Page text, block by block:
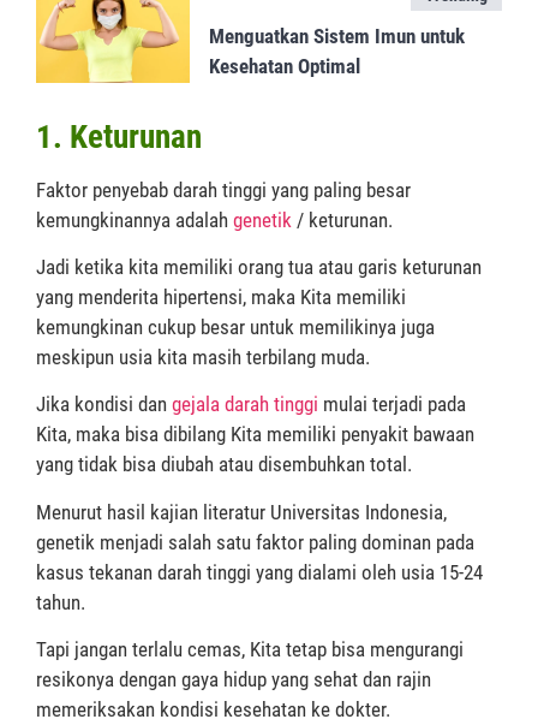
Menguatkan Sistem Imun untuk
Kesehatan Optimal
1. Keturunan
Faktor penyebab darah tinggi yang paling besar
kemungkinannya adalah genetik / keturunan.
Jadi ketika kita memiliki orang tua atau garis keturunan
yang menderita hipertensi, maka Kita memiliki
kemungkinan cukup besar untuk memilikinya juga
meskipun usia kita masih terbilang muda.
Jika kondisi dan gejala darah tinggi mulai terjadi pada
Kita, maka bisa dibilang Kita memiliki penyakit bawaan
yang tidak bisa diubah atau disembuhkan total.
Menurut hasil kajian literatur Universitas Indonesia,
genetik menjadi salah satu faktor paling dominan pada
kasus tekanan darah tinggi yang dialami oleh usia 15-24
tahun.
Tapi jangan terlalu cemas, Kita tetap bisa mengurangi
resikonya dengan gaya hidup yang sehat dan rajin
memeriksakan kondisi kesehatan ke dokter.